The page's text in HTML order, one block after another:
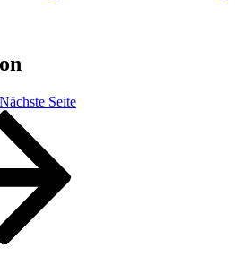
Nächste Seite